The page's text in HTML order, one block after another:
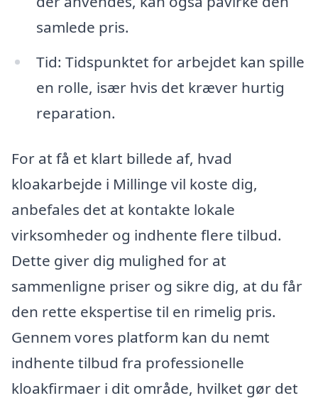
samlede pris.
Tid: Tidspunktet for arbejdet kan spille
en rolle, især hvis det kræver hurtig
reparation.
For at få et klart billede af, hvad
kloakarbejde i Millinge vil koste dig,
anbefales det at kontakte lokale
virksomheder og indhente flere tilbud.
Dette giver dig mulighed for at
sammenligne priser og sikre dig, at du får
den rette ekspertise til en rimelig pris.
Gennem vores platform kan du nemt
indhente tilbud fra professionelle
kloakfirmaer i dit område, hvilket gør det